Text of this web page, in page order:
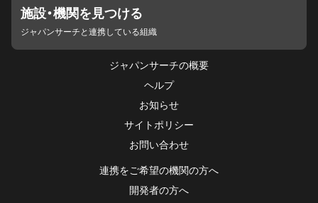
施設・機関を見つける
ジャパンサーチと連携している組織
ジャパンサーチの概要
ヘルプ
お知らせ
サイトポリシー
お問い合わせ
連携をご希望の機関の方へ
開発者の方へ